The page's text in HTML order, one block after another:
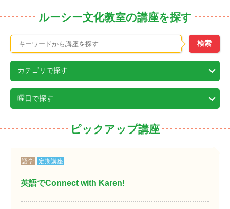
ルーシー文化教室の講座を探す
カテゴリで探す
曜日で探す
ピックアップ講座
語学 定期講座
英語でConnect with Karen!